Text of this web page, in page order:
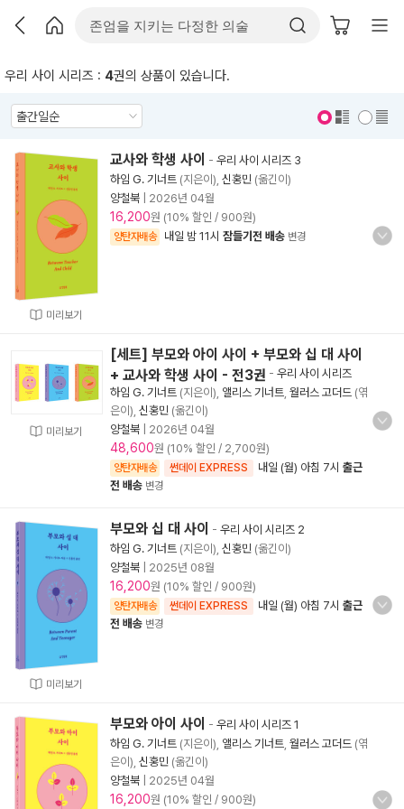
우리 사이 시리즈 : 4권의 상품이 있습니다.
미리보기
교사와 학생 사이 - 우리 사이 시리즈 3
하임 G. 기너트 (지은이), 신홍민 (옮긴이)
양철북
2026년 04월
16,200원 (10% 할인 / 900원)
양탄자배송 내일 밤 11시 잠들기전 배송 변경
미리보기
[세트] 부모와 아이 사이 + 부모와 십 대 사이
+ 교사와 학생 사이 - 전3권 - 우리 사이 시리즈
하임 G. 기너트 (지은이), 앨리스 기너트 월러스 고더드 (엮
은이), 신홍민 (옮긴이)
양철북
2026년 04월
48,600원 (10% 할인 / 2,700원)
양탄자배송 썬데이 EXPRESS 내일 (월) 아침 7시 출근
전 배송 변경
미리보기
부모와 십 대 사이 - 우리 사이 시리즈 2
하임 G. 기너트 (지은이), 신홍민 (옮긴이)
양철북
2025년 08월
16,200원 (10% 할인 / 900원)
양탄자배송 썬데이 EXPRESS 내일 (월) 아침 7시 출근
전 배송 변경
부모와 아이 사이 - 우리 사이 시리즈 1
하임 G. 기너트 (지은이), 앨리스 기너트 월러스 고더드 (엮
은이), 신홍민 (옮긴이)
양철북
2025년 04월
16,200원 (10% 할인 / 900원)